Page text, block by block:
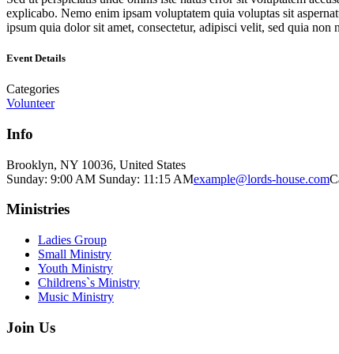
explicabo. Nemo enim ipsam voluptatem quia voluptas sit
ipsum quia dolor sit amet, consectetur, adipisci velit, sed quia
Event Details
Categories
Volunteer
Info
Brooklyn, NY 10036, United States
Sunday: 9:00 AM Sunday: 11:15 AMexample@lords-house.com
Ministries
Ladies Group
Small Ministry
Youth Ministry
Childrens`s Ministry
Music Ministry
Join Us